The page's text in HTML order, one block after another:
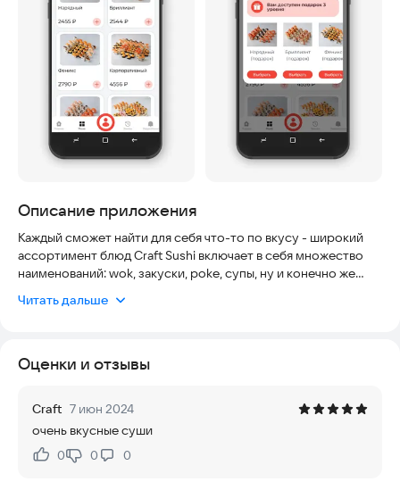
Описание приложения
Каждый сможет найти для себя что-то по вкусу - широкий
ассортимент блюд Craft Sushi включает в себя множество
наименований: wok, закуски, poke, супы, ну и конечно же
Читать дальше
Оценки и отзывы
Craft 7 июн 2024
очень вкусные суши
Нравится:
0Не нравится:
0 0